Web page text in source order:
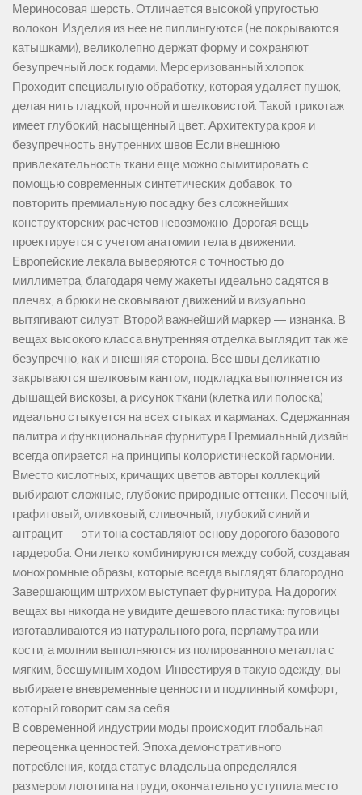
Мериносовая шерсть. Отличается высокой упругостью
волокон. Изделия из нее не пиллингуются (не покрываются
катышками), великолепно держат форму и сохраняют
безупречный лоск годами. Мерсеризованный хлопок.
Проходит специальную обработку, которая удаляет пушок,
делая нить гладкой, прочной и шелковистой. Такой трикотаж
имеет глубокий, насыщенный цвет. Архитектура кроя и
безупречность внутренних швов Если внешнюю
привлекательность ткани еще можно сымитировать с
помощью современных синтетических добавок, то
повторить премиальную посадку без сложнейших
конструкторских расчетов невозможно. Дорогая вещь
проектируется с учетом анатомии тела в движении.
Европейские лекала выверяются с точностью до
миллиметра, благодаря чему жакеты идеально садятся в
плечах, а брюки не сковывают движений и визуально
вытягивают силуэт. Второй важнейший маркер — изнанка. В
вещах высокого класса внутренняя отделка выглядит так же
безупречно, как и внешняя сторона. Все швы деликатно
закрываются шелковым кантом, подкладка выполняется из
дышащей вискозы, а рисунок ткани (клетка или полоска)
идеально стыкуется на всех стыках и карманах. Сдержанная
палитра и функциональная фурнитура Премиальный дизайн
всегда опирается на принципы колористической гармонии.
Вместо кислотных, кричащих цветов авторы коллекций
выбирают сложные, глубокие природные оттенки. Песочный,
графитовый, оливковый, сливочный, глубокий синий и
антрацит — эти тона составляют основу дорогого базового
гардероба. Они легко комбинируются между собой, создавая
монохромные образы, которые всегда выглядят благородно.
Завершающим штрихом выступает фурнитура. На дорогих
вещах вы никогда не увидите дешевого пластика: пуговицы
изготавливаются из натурального рога, перламутра или
кости, а молнии выполняются из полированного металла с
мягким, бесшумным ходом. Инвестируя в такую одежду, вы
выбираете вневременные ценности и подлинный комфорт,
который говорит сам за себя.
В современной индустрии моды происходит глобальная
переоценка ценностей. Эпоха демонстративного
потребления, когда статус владельца определялся
размером логотипа на груди, окончательно уступила место